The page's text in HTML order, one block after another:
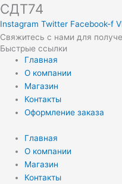
СДТ74
Instagram Twitter Facebook-f
Свяжитесь с нами для
Быстрые ссылки
Главная
О компании
Магазин
Контакты
Оформление заказа
Главная
О компании
Магазин
Контакты